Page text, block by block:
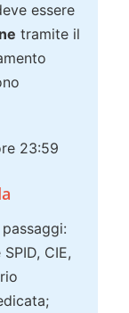
essere
tramite il
23:59
CIE,